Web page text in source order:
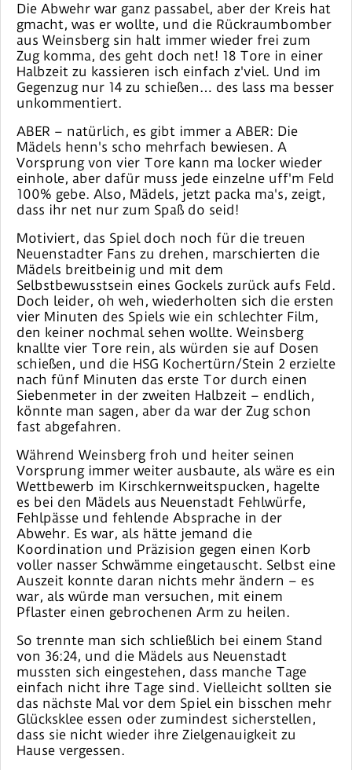
Die Abwehr war ganz passabel, aber der Kreis hat
gmacht, was er wollte, und die Rückraumbomber
aus Weinsberg sin halt immer wieder frei zum
Zug komma, des geht doch net! 18 Tore in einer
Halbzeit zu kassieren isch einfach z'viel. Und im
Gegenzug nur 14 zu schießen… des lass ma besser
unkommentiert.
ABER – natürlich, es gibt immer a ABER: Die
Mädels henn's scho mehrfach bewiesen. A
Vorsprung von vier Tore kann ma locker wieder
einhole, aber dafür muss jede einzelne uff'm Feld
100% gebe. Also, Mädels, jetzt packa ma's, zeigt,
dass ihr net nur zum Spaß do seid!
Motiviert, das Spiel doch noch für die treuen
Neuenstadter Fans zu drehen, marschierten die
Mädels breitbeinig und mit dem
Selbstbewusstsein eines Gockels zurück aufs Feld.
Doch leider, oh weh, wiederholten sich die ersten
vier Minuten des Spiels wie ein schlechter Film,
den keiner nochmal sehen wollte. Weinsberg
knallte vier Tore rein, als würden sie auf Dosen
schießen, und die HSG Kochertürn/Stein 2 erzielte
nach fünf Minuten das erste Tor durch einen
Siebenmeter in der zweiten Halbzeit – endlich,
könnte man sagen, aber da war der Zug schon
fast abgefahren.
Während Weinsberg froh und heiter seinen
Vorsprung immer weiter ausbaute, als wäre es ein
Wettbewerb im Kirschkernweitspucken, hagelte
es bei den Mädels aus Neuenstadt Fehlwürfe,
Fehlpässe und fehlende Absprache in der
Abwehr. Es war, als hätte jemand die
Koordination und Präzision gegen einen Korb
voller nasser Schwämme eingetauscht. Selbst eine
Auszeit konnte daran nichts mehr ändern – es
war, als würde man versuchen, mit einem
Pflaster einen gebrochenen Arm zu heilen.
So trennte man sich schließlich bei einem Stand
von 36:24, und die Mädels aus Neuenstadt
mussten sich eingestehen, dass manche Tage
einfach nicht ihre Tage sind. Vielleicht sollten sie
das nächste Mal vor dem Spiel ein bisschen mehr
Glücksklee essen oder zumindest sicherstellen,
dass sie nicht wieder ihre Zielgenauigkeit zu
Hause vergessen.